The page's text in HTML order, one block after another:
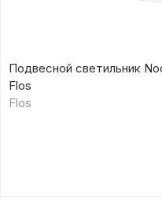
Подвесной светильник
Flos
Flos